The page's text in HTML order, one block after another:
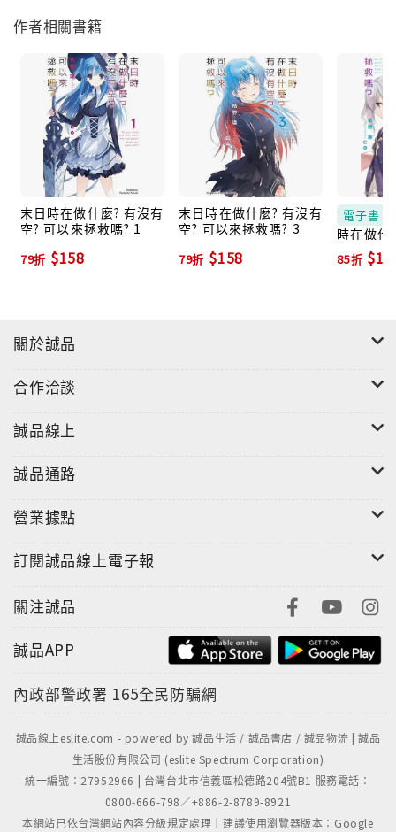
作者相關書籍
末日時在做什麼? 有沒有
空? 可以來拯救嗎? 1
79折 $158
末日時在做什麼? 有沒有
空? 可以來拯救嗎? 3
79折 $158
電子書
時在做什
空？可
(電子書)
85折
關於誠品
合作洽談
誠品線上
誠品通路
營業據點
訂閱誠品線上電子報
關注誠品
誠品APP
內政部警政署 165全民防騙網
誠品線上eslite.com - powered by 誠品生活 / 誠品書店 / 誠品物流 | 誠品
生活股份有限公司 (eslite Spectrum Corporation)
統一編號：27952966 | 台灣台北市信義區松德路204號B1 服務電話：
0800-666-798／+886-2-8789-8921
本網站已依台灣網站內容分級規定處理｜建議使用瀏覽器版本：Google